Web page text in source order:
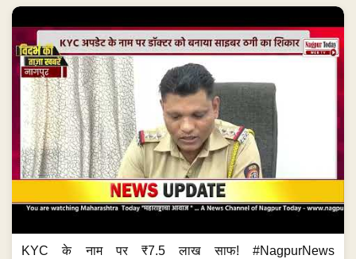
KYC के नाम पर ₹7.5 लाख साफ! #NagpurNews